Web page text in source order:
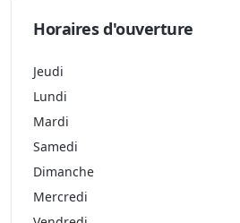
Horaires d'ouverture
Jeudi
Lundi
Mardi
Samedi
Dimanche
Mercredi